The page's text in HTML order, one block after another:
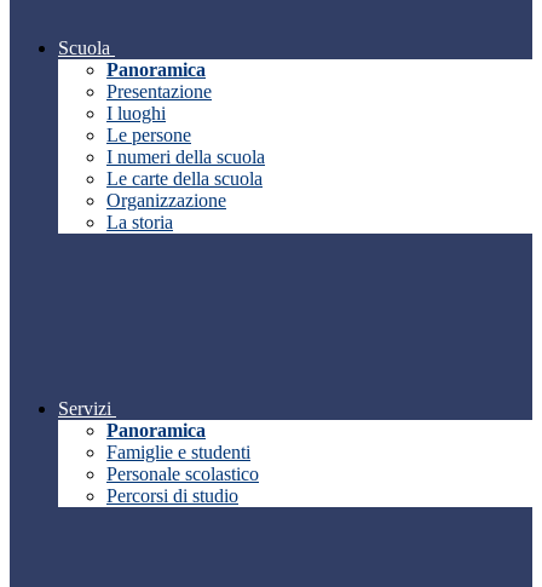
Scuola
Panoramica
Presentazione
I luoghi
Le persone
I numeri della scuola
Le carte della scuola
Organizzazione
La storia
Servizi
Panoramica
Famiglie e studenti
Personale scolastico
Percorsi di studio